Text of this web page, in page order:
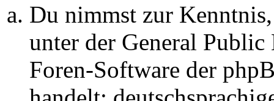
Du nimmst zur
unter der General
Foren-Software der